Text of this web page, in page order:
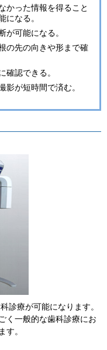
かった情報を得ること
になる。
が可能になる。
の先の向きや形まで確
確認できる。
影が短時間で済む。
診療が可能になります。
く一般的な歯科診療にお
す。